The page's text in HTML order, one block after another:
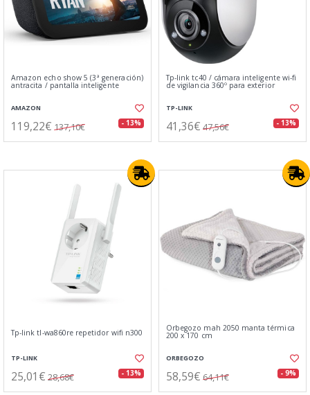
Amazon echo show 5 (3ª generación)
antracita / pantalla inteligente
AMAZON
119,22€ 137,10€ - 13%
Tp-link tc40 / cámara inteligente wi-fi
de vigilancia 360º para exterior
TP-LINK
41,36€ 47,56€ - 13%
Tp-link tl-wa860re repetidor wifi n300
TP-LINK
25,01€ 28,68€ - 13%
Orbegozo mah 2050 manta térmica
200 x 170 cm
ORBEGOZO
58,59€ 64,11€ - 9%